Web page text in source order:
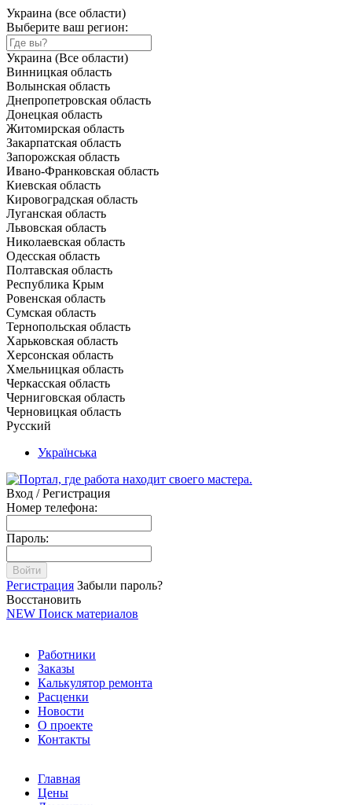
Украина (все области)
Выберите ваш регион:
Украина (Все области)
Винницкая область
Волынская область
Днепропетровская область
Донецкая область
Житомирская область
Закарпатская область
Запорожская область
Ивано-Франковская область
Киевская область
Кировоградская область
Луганская область
Львовская область
Николаевская область
Одесская область
Полтавская область
Республика Крым
Ровенская область
Сумская область
Тернопольская область
Харьковская область
Херсонская область
Хмельницкая область
Черкасская область
Черниговская область
Черновицкая область
Русский
Українська
Вход / Регистрация
Номер телефона:
Пароль:
Войти
Регистрация Забыли пароль?
Восстановить
NEW Поиск материалов
Работники
Заказы
Калькулятор ремонта
Расценки
Новости
О проекте
Контакты
Главная
Цены